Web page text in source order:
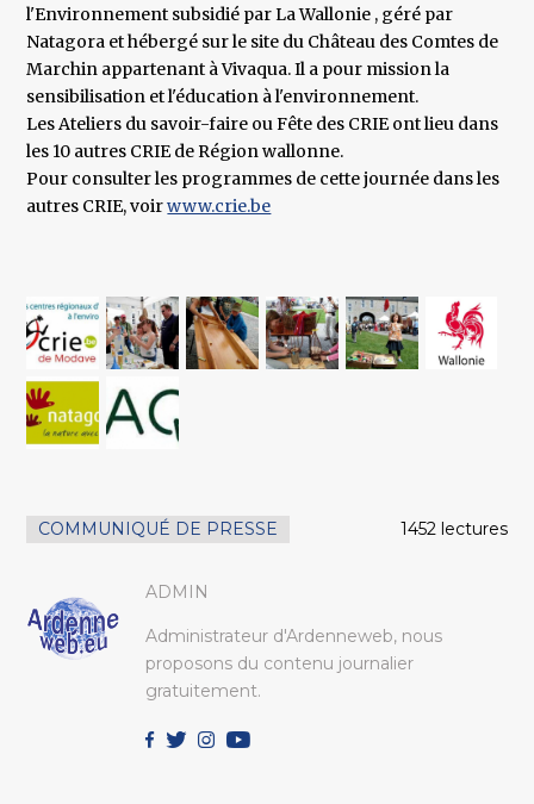
l'Environnement subsidié par La Wallonie , géré par
Natagora et hébergé sur le site du Château des Comtes de
Marchin appartenant à Vivaqua. Il a pour mission la
sensibilisation et l'éducation à l'environnement.
Les Ateliers du savoir-faire ou Fête des CRIE ont lieu dans
les 10 autres CRIE de Région wallonne.
Pour consulter les programmes de cette journée dans les
autres CRIE, voirwww.crie.be
COMMUNIQUÉ DE PRESSE 1452 lectures
ADMIN
Administrateur d'Ardenneweb, nous
proposons du contenu journalier
gratuitement.